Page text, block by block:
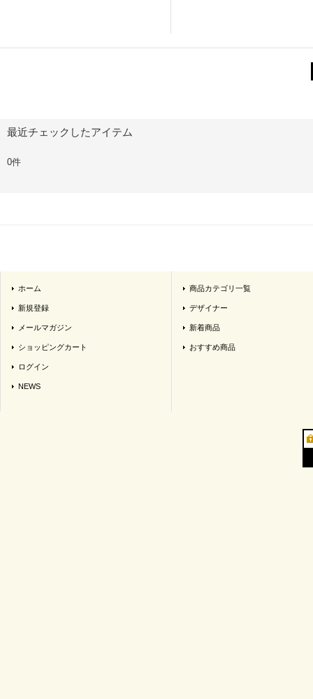
最近チェックしたアイテム
0件
ホーム
新規登録
メールマガジン
ショッピングカート
ログイン
NEWS
商品カテゴリ一覧
デザイナー
新着商品
おすすめ商品